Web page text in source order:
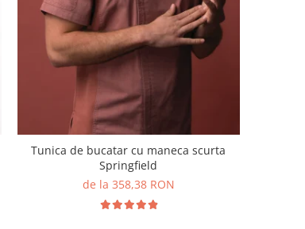
Tunica de bucatar cu maneca scurta
Springfield
de la 358,38 RON